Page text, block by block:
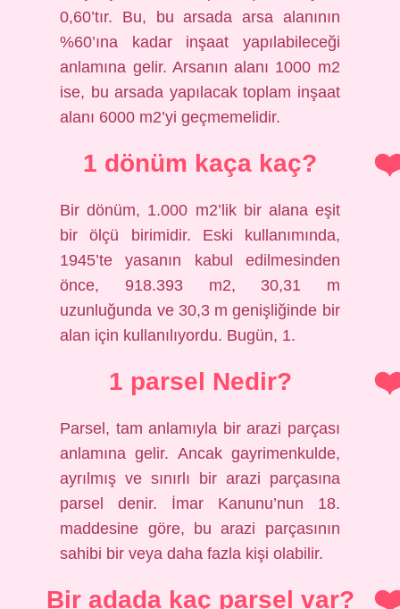
0,60’tır. Bu, bu arsada arsa alanının
%60’ına kadar inşaat yapılabileceği
anlamına gelir. Arsanın alanı 1000 m2
ise, bu arsada yapılacak toplam inşaat
alanı 6000 m2’yi geçmemelidir.
1 dönüm kaça kaç?
Bir dönüm, 1.000 m2’lik bir alana eşit
bir ölçü birimidir. Eski kullanımında,
1945’te yasanın kabul edilmesinden
önce, 918.393 m2, 30,31 m
uzunluğunda ve 30,3 m genişliğinde bir
alan için kullanılıyordu. Bugün, 1.
1 parsel Nedir?
Parsel, tam anlamıyla bir arazi parçası
anlamına gelir. Ancak gayrimenkulde,
ayrılmış ve sınırlı bir arazi parçasına
parsel denir. İmar Kanunu’nun 18.
maddesine göre, bu arazi parçasının
sahibi bir veya daha fazla kişi olabilir.
Bir adada kaç parsel var?